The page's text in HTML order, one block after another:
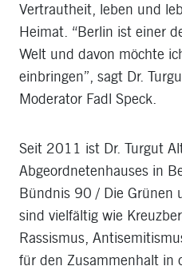
Vertrautheit, leben und
Heimat. “Berlin ist einer
Welt und davon möchte
einbringen”, sagt Dr.
Moderator Fadl Speck.
Seit 2011 ist Dr. Turgut
Abgeordnetenhauses in
Bündnis 90 / Die Grünen
sind vielfältig wie
Rassismus,
für den Zusammenhalt in